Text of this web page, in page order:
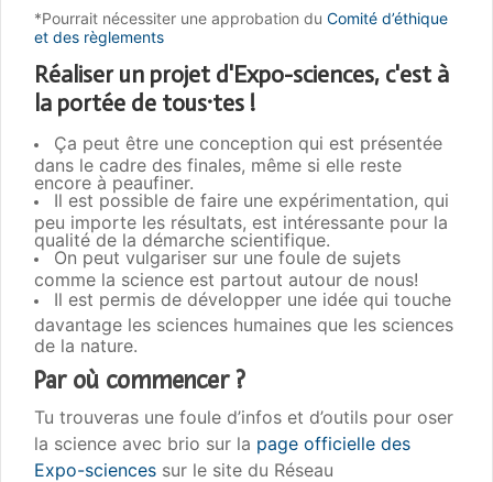
*Pourrait nécessiter une approbation du Comité d’éthique
et des règlements
Réaliser un projet d'Expo-sciences, c'est à
la portée de tous·tes !
Ça peut être une conception qui est présentée
dans le cadre des finales, même si elle reste
encore à peaufiner.
Il est possible de faire une expérimentation, qui
peu importe les résultats, est intéressante pour la
qualité de la démarche scientifique.
On peut vulgariser sur une foule de sujets
comme la science est partout autour de nous!
Il est permis de développer une idée qui touche
davantage les sciences humaines que les sciences
de la nature.
Par où commencer ?
Tu trouveras une foule d’infos et d’outils pour oser
la science avec brio sur la page officielle des
Expo-sciences sur le site du Réseau